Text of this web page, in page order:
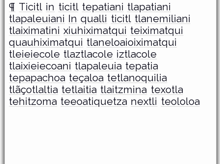
¶ Ticitl in ticitl tepatiani tlapatiani
tlapaleuiani In qualli ticitl tlanemiliani
tlaiximatini xiuhiximatqui teiximatqui
quauhiximatqui tlaneloaioiximatqui
tleieiecole tlaztlacole iztlacole
tlaixieiecoani tlapaleuia tepatia
tepapachoa teçaloa tetlanoquilia
tlãçotlaltia tetlaitia tlaitzmina texotla
tehitzoma teeoatiquetza nextli teololoa